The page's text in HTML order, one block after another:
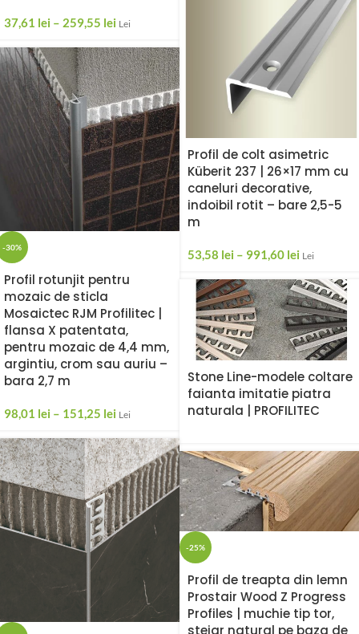
37,61 lei – 259,55 lei Lei
Profil de colt asimetric
Küberit 237 | 26×17 mm cu
caneluri decorative,
indoibil rotit – bare 2,5-5
m
53,58 lei – 991,60 lei Lei
-30%
Profil rotunjit pentru
mozaic de sticla
Mosaictec RJM Profilitec |
flansa X patentata,
pentru mozaic de 4,4 mm,
argintiu, crom sau auriu –
bara 2,7 m
98,01 lei – 151,25 lei Lei
Stone Line-modele coltare
faianta imitatie piatra
naturala | PROFILITEC
-25%
Profil de treapta din lemn
Prostair Wood Z Progress
Profiles | muchie tip tor,
stejar natural pe baza de